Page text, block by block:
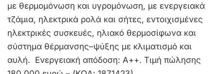
με θερμομόνωση και υγρομόνωση, με ενεργειακά
τζάμια, ηλεκτρικά ρολά και σήτες, εντοιχισμένες
ηλεκτρικές συσκευές, ηλιακό θερμοσίφωνα και
σύστημα θέρμανσης–ψύξης με κλιματισμό και
αυλή. Ενεργειακή απόδοση: Α++. Τιμή πώλησης